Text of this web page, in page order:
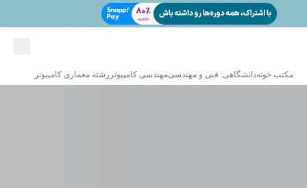
مکتب خونهدانشگاهی: فنی و مهندسیمهندسی کامپیوتر رشته معماری کامپیوتر